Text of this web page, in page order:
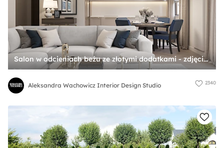
Salon w odcieniach beżu ze złotymi dodatkami - zdjęcie od Aleksandra Wachowicz Interior Design Studio
Aleksandra Wachowicz Interior Design Studio 2340